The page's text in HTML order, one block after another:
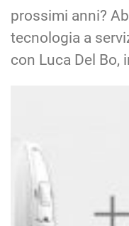
prossimi anni?
tecnologia a
con Luca Del Bo,